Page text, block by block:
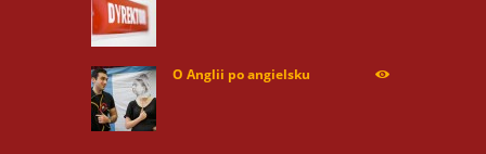
O Anglii po angielsku